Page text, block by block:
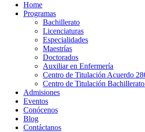
Home
Programas
Bachillerato
Licenciaturas
Especialidades
Maestrías
Doctorados
Auxiliar en Enfermería
Centro de Titulación Acuerdo
Centro de Titulación
Admisiones
Eventos
Conócenos
Blog
Contáctanos